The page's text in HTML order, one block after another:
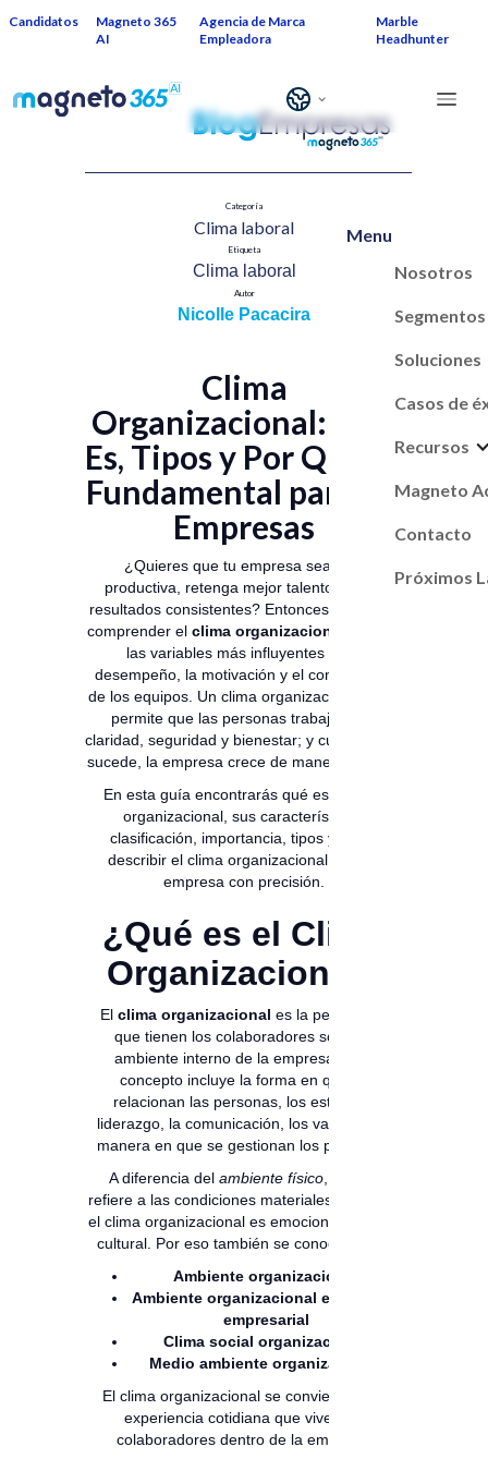
Candidatos
Magneto 365
AI
Agencia de Marca
Empleadora
Marble
Headhunter
Menu
Nosotros
Segmentos
Soluciones
Casos de
Recursos
Magneto
Contacto
Próximos
Categoría
Clima laboral​
Etiqueta
Clima laboral
Autor
Nicolle Pacacira
Clima
Organizacional: Qué
Es, Tipos y Por Qué Es
Fundamental para las
Empresas
¿Quieres que tu empresa sea más
productiva, retenga mejor talento y logre
resultados consistentes? Entonces necesitas
comprender el clima organizacional
las variables más influyentes en el
desempeño, la motivación y el compromiso
de los equipos. Un clima organizacional sano
permite que las personas trabajen con
claridad, seguridad y bienestar; y cuando esto
sucede, la empresa crece de manera natural.
En esta guía encontrarás qué es el clima
organizacional, sus características,
clasificación, importancia, tipos y cómo
describir el clima organizacional de una
empresa con precisión.
¿Qué es el Clima
Organizacional?
El clima organizacional es la percepción
que tienen los colaboradores sobre el
ambiente interno de la empresa. Este
concepto incluye la forma en que se
relacionan las personas, los estilos de
liderazgo, la comunicación, los valores y la
manera en que se gestionan los procesos.
A diferencia del ambiente físico
refiere a las condiciones materiales del lugar,
el clima organizacional es emocional, social y
cultural. Por eso también se conoce como:
Ambiente organizacional
Ambiente organizacional en gestión
empresarial
Clima social organizacional
Medio ambiente organizacional
El clima organizacional se convierte en la
experiencia cotidiana que viven los
colaboradores dentro de la empresa.